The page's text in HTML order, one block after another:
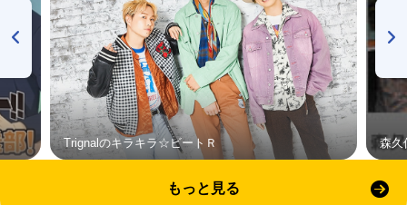
Trignalのキラキラ☆ビートＲ 森久
もっと見る